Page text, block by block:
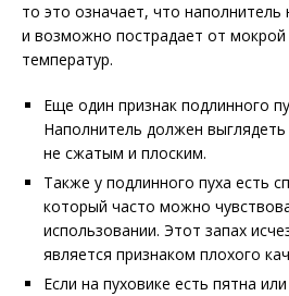
то это означает, что
и возможно пострадает от мокрой
температур.
Еще один признак подлинного
Наполнитель должен
не сжатым и плоским.
Также у подлинного пуха есть
который часто можно
использовании. Этот запах
является признаком плохого
Если на пуховике есть пятна